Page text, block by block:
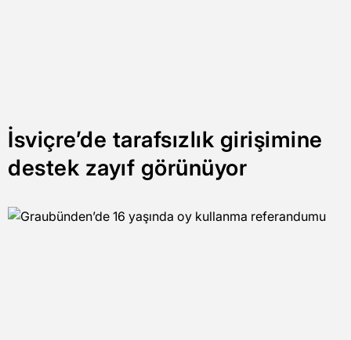
İsviçre’de tarafsızlık girişimine
destek zayıf görünüyor